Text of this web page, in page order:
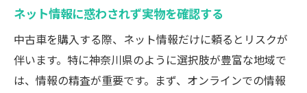
ネット情報に惑わされず実物を確認する
中古車を購入する際、ネット情報だけに頼るとリスクが
伴います。特に神奈川県のように選択肢が豊富な地域で
は、情報の精査が重要です。まず、オンラインでの情報